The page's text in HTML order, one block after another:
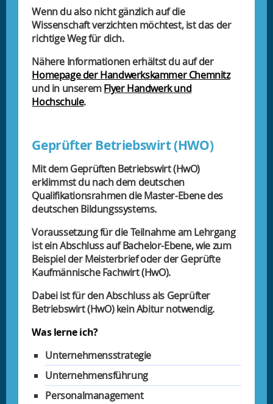
Wenn du also nicht gänzlich auf die
Wissenschaft verzichten möchtest, ist das der
richtige Weg für dich.
Nähere Informationen erhältst du auf der
Homepage der Handwerkskammer Chemnitz
und in unseremFlyer Handwerk und
Hochschule.
Geprüfter Betriebswirt (HWO)
Mit dem Geprüften Betriebswirt (HwO)
erklimmst du nach dem deutschen
Qualifikationsrahmen die Master-Ebene des
deutschen Bildungssystems.
Voraussetzung für die Teilnahme am Lehrgang
ist ein Abschluss auf Bachelor-Ebene, wie zum
Beispiel der Meisterbrief oder der Geprüfte
Kaufmännische Fachwirt (HwO).
Dabei ist für den Abschluss als Geprüfter
Betriebswirt (HwO) kein Abitur notwendig.
Was lerne ich?
Unternehmensstrategie
Unternehmensführung
Personalmanagement